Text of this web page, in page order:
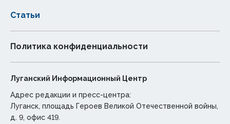
Статьи
Политика конфиденциальности
Луганский Информационный Центр
Адрес редакции и пресс-центра:
Луганск, площадь Героев Великой Отечественной войны,
д. 9, офис 419.